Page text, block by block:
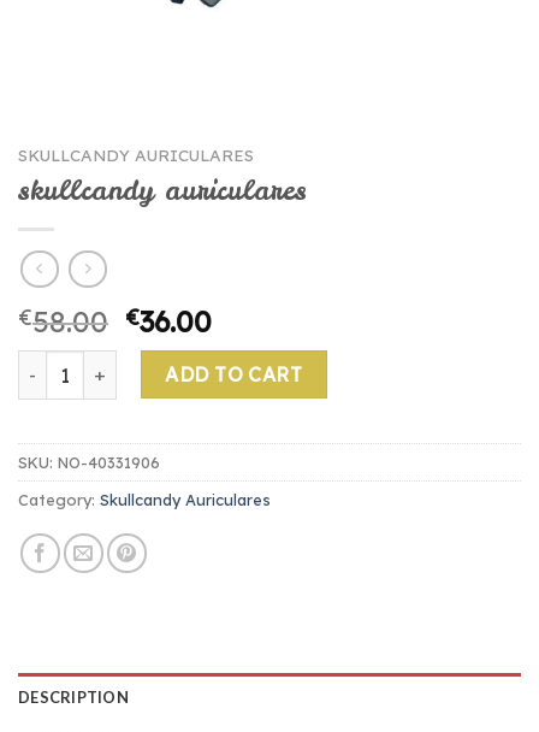
SKULLCANDY AURICULARES
skullcandy auriculares
€58.00 €36.00
skullcandy auriculares quantity
ADD TO CART
SKU: NO-40331906
Category: Skullcandy Auriculares
DESCRIPTION